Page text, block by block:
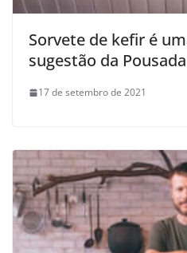
Sorvete de kefir é
sugestão da
17 de setembro de 2021